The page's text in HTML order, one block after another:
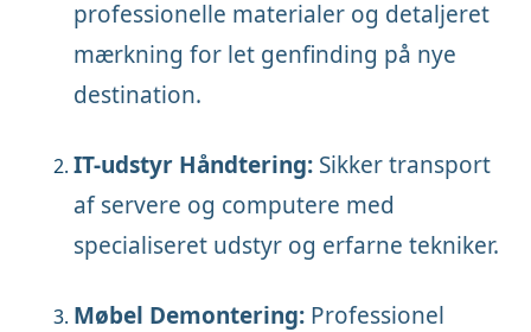
professionelle materialer og detaljeret
mærkning for let genfinding på nye
destination.
IT-udstyr Håndtering: Sikker transport
af servere og computere med
specialiseret udstyr og erfarne tekniker.
Møbel Demontering: Professionel